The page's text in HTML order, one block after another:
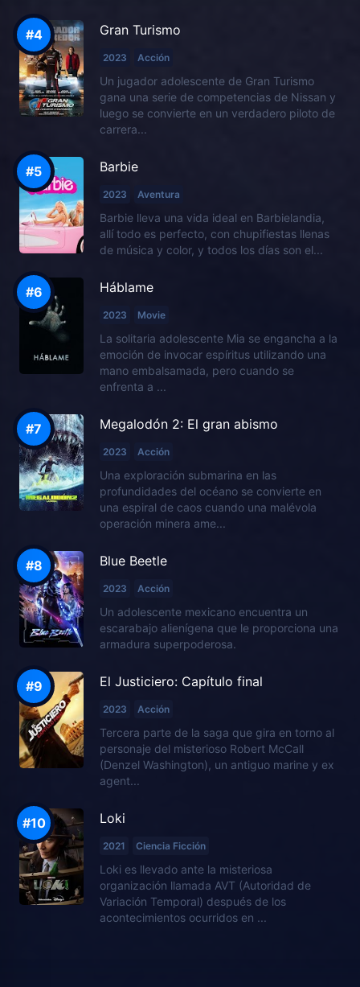
Gran Turismo
2023 Acción
Un jugador adolescente de Gran Turismo
gana una serie de competencias de Nissan y
luego se convierte en un verdadero piloto de
carrera...
Barbie
2023 Aventura
Barbie lleva una vida ideal en Barbielandia,
allí todo es perfecto, con chupifiestas llenas
de música y color, y todos los días son el...
Háblame
2023 Movie
La solitaria adolescente Mia se engancha a la
emoción de invocar espíritus utilizando una
mano embalsamada, pero cuando se
enfrenta a ...
Megalodón 2: El gran abismo
2023 Acción
Una exploración submarina en las
profundidades del océano se convierte en
una espiral de caos cuando una malévola
operación minera ame...
Blue Beetle
2023 Acción
Un adolescente mexicano encuentra un
escarabajo alienígena que le proporciona una
armadura superpoderosa.
El Justiciero: Capítulo final
2023 Acción
Tercera parte de la saga que gira en torno al
personaje del misterioso Robert McCall
(Denzel Washington), un antiguo marine y ex
agent...
Loki
2021 Ciencia Ficción
Loki es llevado ante la misteriosa
organización llamada AVT (Autoridad de
Variación Temporal) después de los
acontecimientos ocurridos en ...